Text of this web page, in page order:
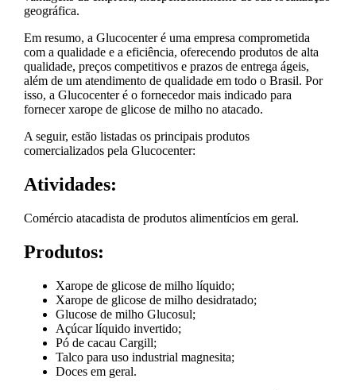
geográfica.
Em resumo, a Glucocenter é uma empresa comprometida
com a qualidade e a eficiência, oferecendo produtos de alta
qualidade, preços competitivos e prazos de entrega ágeis,
além de um atendimento de qualidade em todo o Brasil. Por
isso, a Glucocenter é o fornecedor mais indicado para
fornecer xarope de glicose de milho no atacado.
A seguir, estão listadas os principais produtos
comercializados pela Glucocenter:
Atividades:
Comércio atacadista de produtos alimentícios em geral.
Produtos:
Xarope de glicose de milho líquido;
Xarope de glicose de milho desidratado;
Glucose de milho Glucosul;
Açúcar líquido invertido;
Pó de cacau Cargill;
Talco para uso industrial magnesita;
Doces em geral.